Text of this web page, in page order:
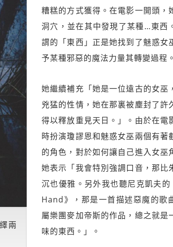
兩
糟糕的方式獲得。在電影一開頭，
洞穴，並在其中發現了某種…東西
謂的「東西」正是她找到了魅惑女
予某種邪惡的魔法力量其轉變過程。
她繼續補充「她是一位遠古的女巫
兇猛的性情，她在那裏被塵封了許
得以釋放重見天日。」。由於在電
時扮演瓊謬恩和魅惑女巫兩個有著
的角色，對於如何讓自己進入女巫
她表示「我會特別強調口音，那比
沉也優雅。另外我也聽尼克凱夫
Hand》，那是一首描述惡魔的歌
屬樂團麥加帝斯的作品，總之就是
味的東西。」。